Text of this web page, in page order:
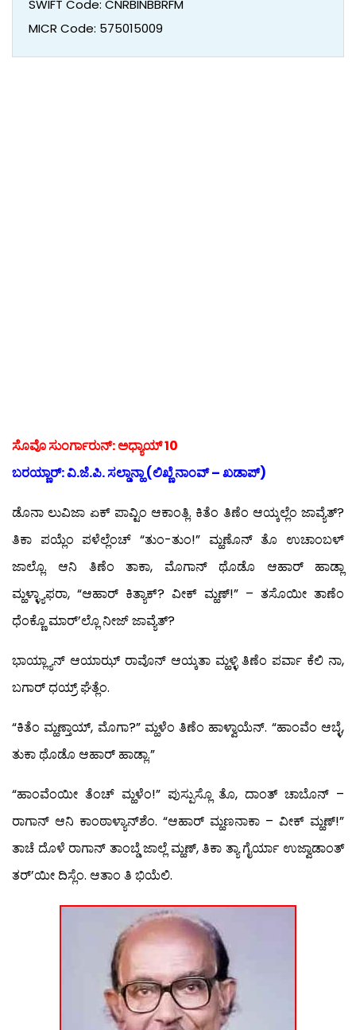
SWIFT Code: CNRBINBBRFM
MICR Code: 575015009
ಸೊವೊ ಸುಂರ್ಗಾರುನ್: ಅಧ್ಯಾಯ್ 10
ಬರಯ್ಣಾರ್: ವಿ.ಜೆ.ಪಿ. ಸಲ್ಡಾನ್ಹಾ (ಲಿಖ್ಣೆ ನಾಂವ್ – ಖಡಾಪ್)
ಡೊನಾ ಲುವಿಜಾ ಏಕ್ ಪಾವ್ಟಿಂ ಆಕಾಂತ್ಲಿ. ಕಿತೆಂ ತಿಣೆಂ ಆಯ್ಕಲ್ಲೆಂ ಜಾವ್ಯೆತ್?
ತಿಕಾ ಪಯ್ಲೆಂ ಪಳೆಲ್ಲೆಂಚ್ “ತುಂ-ತುಂ!” ಮ್ಹಣೊನ್ ತೊ ಉಚಾಂಬಳ್
ಜಾಲ್ಲೊ. ಆನಿ ತಿಣೆಂ ತಾಕಾ, ಮೊಗಾನ್ ಥೊಡೊ ಆಹಾರ್ ಹಾಡ್ಲಾ
ಮ್ಹಳ್ಳ್ಯಾಫರಾ, “ಆಹಾರ್ ಕಿತ್ಯಾಕ್? ವೀಕ್ ಮ್ಹಣ್!” – ತಸೊಯೀ ತಾಣೆಂ
ಧೆಂಕ್ಣೊ ಮಾರ್’ಲ್ಲೊ ನೀಜ್ ಜಾವ್ಯೆತ್?
ಭಾಯ್ಲ್ಯಾನ್ ಆಯಾಝ್ ರಾವೊನ್ ಆಯ್ಕತಾ ಮ್ಹಳ್ಳಿ ತಿಣೆಂ ಪರ್ವಾ ಕೆಲಿ ನಾ,
ಬಗಾರ್ ಧಯ್ರ್ ಘೆತ್ಲೆಂ.
“ಕಿತೆಂ ಮ್ಹಣ್ತಾಯ್, ಮೊಗಾ?” ಮ್ಹಳೆಂ ತಿಣೆಂ ಹಾಳ್ವಾಯೆನ್. “ಹಾಂವೆಂ ಆಬ್ಳೆ,
ತುಕಾ ಥೊಡೊ ಆಹಾರ್ ಹಾಡ್ಲಾ.”
“ಹಾಂವೆಂಯೀ ತೆಂಚ್ ಮ್ಹಳೆಂ!” ಪುಸ್ಪುಸ್ಲೊ ತೊ, ದಾಂತ್ ಚಾಬೊನ್ –
ರಾಗಾನ್ ಆನಿ ಕಾಂಠಾಳ್ಯಾನ್‍ಶೆಂ. “ಆಹಾರ್ ಮ್ಹಣನಾಕಾ – ವೀಕ್ ಮ್ಹಣ್!”
ತಾಚೆ ದೊಳೆ ರಾಗಾನ್ ತಾಂಬ್ಡೆ ಜಾಲ್ಲೆ ಮ್ಹಣ್, ತಿಕಾ ತ್ಯಾ ಗೈರ್ಯಾ ಉಜ್ವಾಡಾಂತ್
ತರ್’ಯೀ ದಿಸ್ಲೆಂ. ಆತಾಂ ತಿ ಭಿಯೆಲಿ.